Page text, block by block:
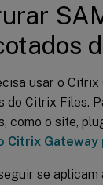
usar o
do Citrix Files.
como o site,
Citrix
se